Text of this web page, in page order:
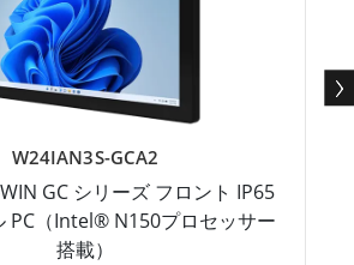
W24IAN3S-GCA2
GC シリーズ フロント IP65
PC（Intel® N150プロセッサー
搭載）